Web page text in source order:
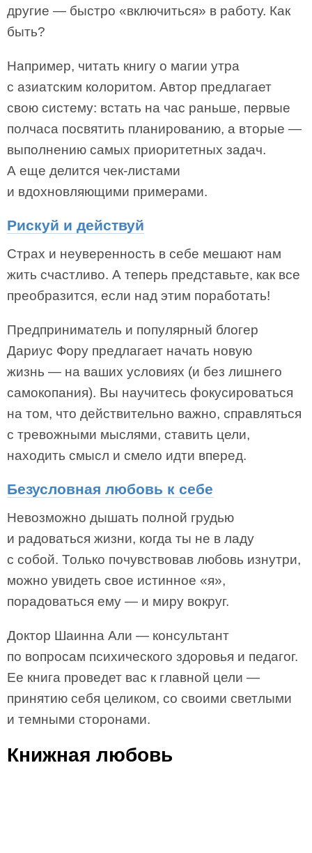
другие — быстро «включиться» в работу. Как
быть?
Например, читать книгу о магии утра
с азиатским колоритом. Автор предлагает
свою систему: встать на час раньше, первые
полчаса посвятить планированию, а вторые —
выполнению самых приоритетных задач.
А еще делится чек-листами
и вдохновляющими примерами.
Рискуй и действуй
Страх и неуверенность в себе мешают нам
жить счастливо. А теперь представьте, как все
преобразится, если над этим поработать!
Предприниматель и популярный блогер
Дариус Фору предлагает начать новую
жизнь — на ваших условиях (и без лишнего
самокопания). Вы научитесь фокусироваться
на том, что действительно важно, справляться
с тревожными мыслями, ставить цели,
находить смысл и смело идти вперед.
Безусловная любовь к себе
Невозможно дышать полной грудью
и радоваться жизни, когда ты не в ладу
с собой. Только почувствовав любовь изнутри,
можно увидеть свое истинное «я»,
порадоваться ему — и миру вокруг.
Доктор Шаинна Али — консультант
по вопросам психического здоровья и педагог.
Ее книга проведет вас к главной цели —
принятию себя целиком, со своими светлыми
и темными сторонами.
Книжная любовь